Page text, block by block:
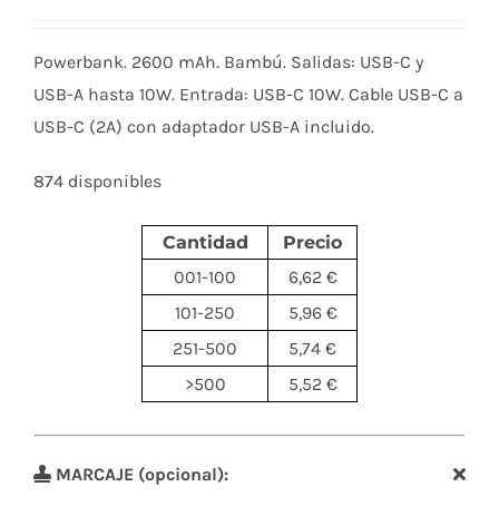
Powerbank. 2600 mAh. Bambú. Salidas: USB-C y
USB-A hasta 10W. Entrada: USB-C 10W. Cable USB-C a
USB-C (2A) con adaptador USB-A incluido.
874 disponibles
Cantidad
Precio
001-100
6,62 €
101-250
5,96 €
251-500
5,74 €
>500
5,52 €
MARCAJE (opcional):